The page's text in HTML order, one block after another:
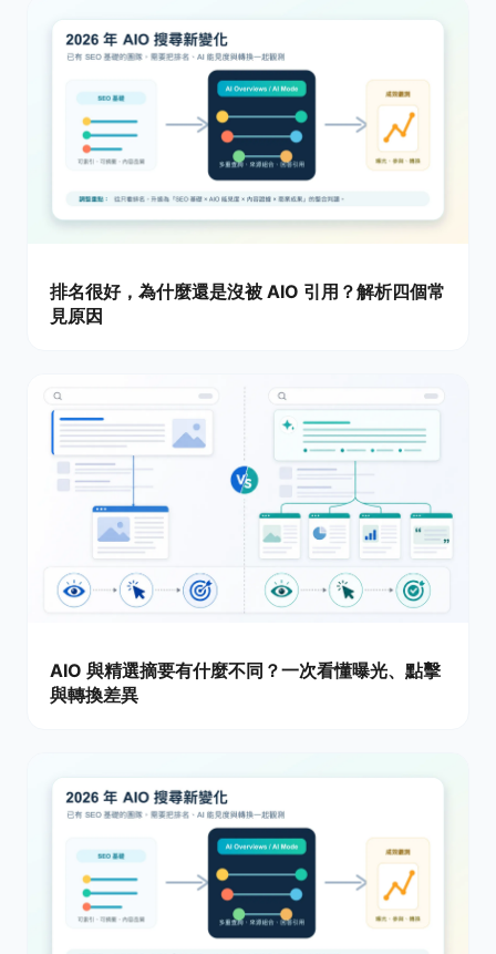
排名很好，為什麼還是沒被 AIO 引用？解析四個常
見原因
AIO 與精選摘要有什麼不同？一次看懂曝光、點擊
與轉換差異